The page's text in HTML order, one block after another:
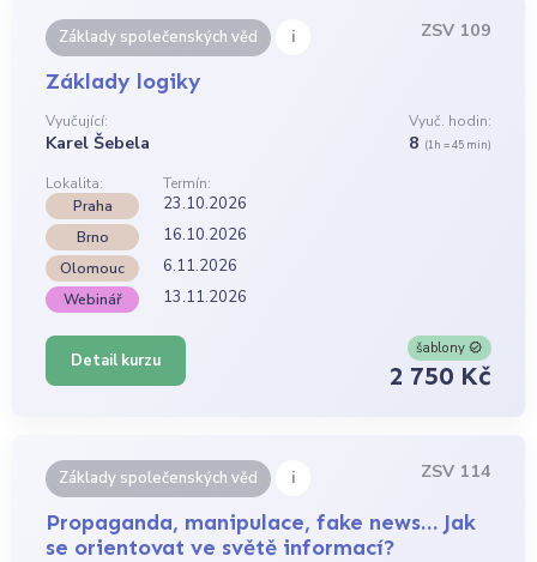
Základy společenských věd i ZSV 109
Základy logiky
Vyučující:
Karel Šebela
Vyuč. hodin:
8 (1h = 45 min)
Lokalita:
Termín:
Praha
23.10.2026
Brno 16.10.2026
Olomouc 6.11.2026
Webinář 13.11.2026
Detail kurzu
šablony
2 750 Kč
Základy společenských věd i ZSV 114
Propaganda, manipulace, fake news… Jak
se orientovat ve světě informací?